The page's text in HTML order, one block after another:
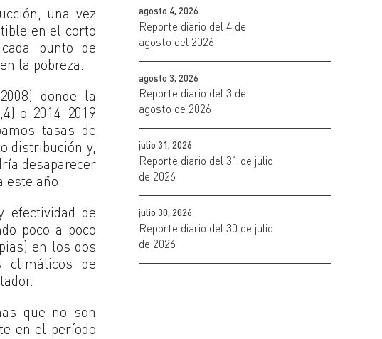
una vez
en el corto
punto de
la pobreza.
donde la
o 2014-2019
tasas de
distribución y,
desaparecer
este año.
efectividad de
poco a poco
en los dos
climáticos de
que no son
en el período
agosto 4, 2026
Reporte diario del 4 de
agosto del 2026
agosto 3, 2026
Reporte diario del 3 de
agosto de 2026
julio 31, 2026
Reporte diario del 31 de julio
de 2026
julio 30, 2026
Reporte diario del 30 de julio
de 2026